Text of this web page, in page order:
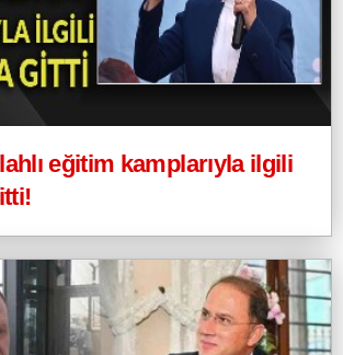
eğitim kamplarıyla ilgili